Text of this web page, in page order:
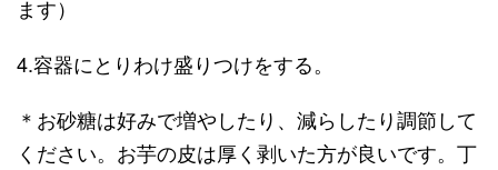
ます）
4.容器にとりわけ盛りつけをする。
＊お砂糖は好みで増やしたり、減らしたり調節して
ください。お芋の皮は厚く剥いた方が良いです。丁